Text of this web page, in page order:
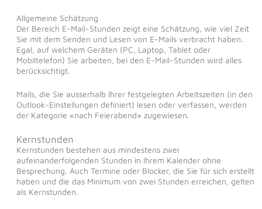
Allgemeine Schätzung
Der Bereich E-Mail-Stunden zeigt eine Schätzung, wie viel Zeit
Sie mit dem Senden und Lesen von E-Mails verbracht haben.
Egal, auf welchem Geräten (PC, Laptop, Tablet oder
Mobiltelefon) Sie arbeiten, bei den E-Mail-Stunden wird alles
berücksichtigt.
Mails, die Sie ausserhalb Ihrer festgelegten Arbeitszeiten (in den
Outlook-Einstellungen definiert) lesen oder verfassen, werden
der Kategorie «nach Feierabend» zugewiesen.
Kernstunden
Kernstunden bestehen aus mindestens zwei
aufeinanderfolgenden Stunden in Ihrem Kalender ohne
Besprechung. Auch Termine oder Blocker, die Sie für sich erstellt
haben und die das Minimum von zwei Stunden erreichen, gelten
als Kernstunden.